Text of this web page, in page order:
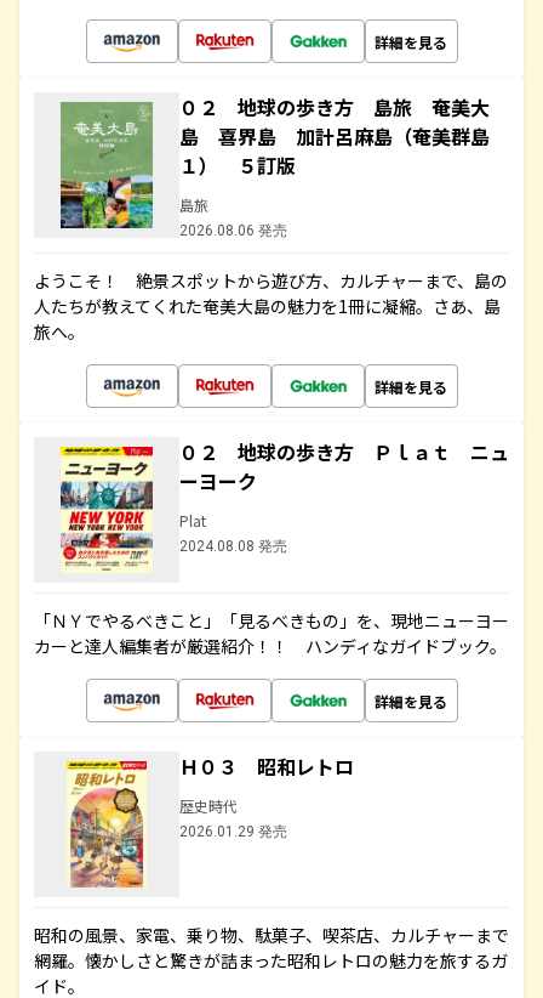
詳細を見る
０２ 地球の歩き方 島旅 奄美大
島 喜界島 加計呂麻島（奄美群島
１） ５訂版
島旅
2026.08.06 発売
ようこそ！ 絶景スポットから遊び方、カルチャーまで、島の
人たちが教えてくれた奄美大島の魅力を1冊に凝縮。さあ、島
旅へ。
詳細を見る
０２ 地球の歩き方 Ｐｌａｔ ニュ
ーヨーク
Plat
2024.08.08 発売
「ＮＹでやるべきこと」「見るべきもの」を、現地ニューヨー
カーと達人編集者が厳選紹介！！ ハンディなガイドブック。
詳細を見る
Ｈ０３ 昭和レトロ
歴史時代
2026.01.29 発売
昭和の風景、家電、乗り物、駄菓子、喫茶店、カルチャーまで
網羅。懐かしさと驚きが詰まった昭和レトロの魅力を旅するガ
イド。